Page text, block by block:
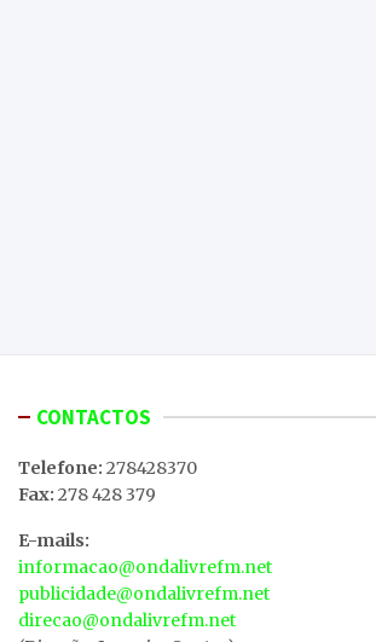
CONTACTOS
Telefone: 278428370
Fax: 278 428 379
E-mails:
informacao@ondalivrefm.net
publicidade@ondalivrefm.net
direcao@ondalivrefm.net